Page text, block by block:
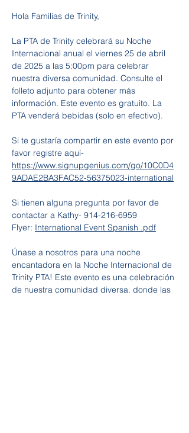
Hola Familias de Trinity,
La PTA de Trinity celebrará su Noche
Internacional anual el viernes 25 de abril
de 2025 a las 5:00pm para celebrar
nuestra diversa comunidad. Consulte el
folleto adjunto para obtener más
información. Este evento es gratuito. La
PTA venderá bebidas (solo en efectivo).
Si te gustaría compartir en este evento por
favor registre aquí-
https://www.signupgenius.com/go/10C0D4
9ADAE2BA3FAC52-56375023-international
Si tienen alguna pregunta por favor de
contactar a Kathy- 914-216-6959
Flyer: International Event Spanish .pdf
Únase a nosotros para una noche
encantadora en la Noche Internacional de
Trinity PTA! Este evento es una celebración
de nuestra comunidad diversa, donde las